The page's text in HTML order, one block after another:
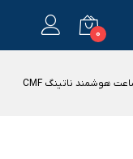
0
بند آلتیمیت شیلد مدل Ocean TW مناسب برای ساعت هوشمند ناتینگ CMF